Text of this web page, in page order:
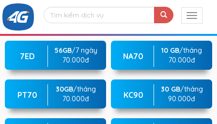
7ED
56GB/7 ngày
70.000đ
NA70
10 GB/tháng
70.000đ
PT70
30GB/tháng
70.000đ
KC90
30 GB/tháng
90.000đ